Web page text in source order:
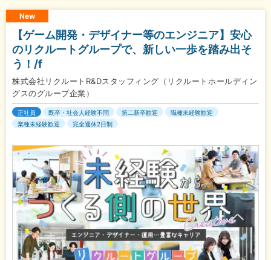
New
【ゲーム開発・デザイナー等のエンジニア】安心
のリクルートグループで、新しい一歩を踏み出そ
う！/f
株式会社リクルートR&Dスタッフィング（リクルートホールディン
グスのグループ企業）
正社員 既卒・社会人経験不問 第二新卒歓迎
職種未経験歓迎
業種未経験歓迎
完全週休2日制